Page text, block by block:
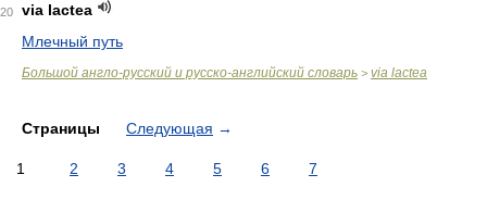
20
via lactea
Млечный путь
Большой англо-русский и русско-английский словарь > via lactea
Страницы Следующая →
1 2 3 4 5 6 7